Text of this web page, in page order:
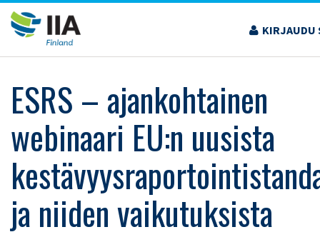
Siirry
sisältöön
KIRJAUDU
›KOULUTUS JA TAPAHTUMAT
ESRS – AJANKOHTAINEN WEBINAARI EU:N
UUSISTA KESTÄVYYSRAPORTOINTISTANDARDEISTA JA NIIDEN VAIKUTUKSISTA
ESRS – ajankohtainen
webinaari EU:n uusista
ja niiden vaikutuksista